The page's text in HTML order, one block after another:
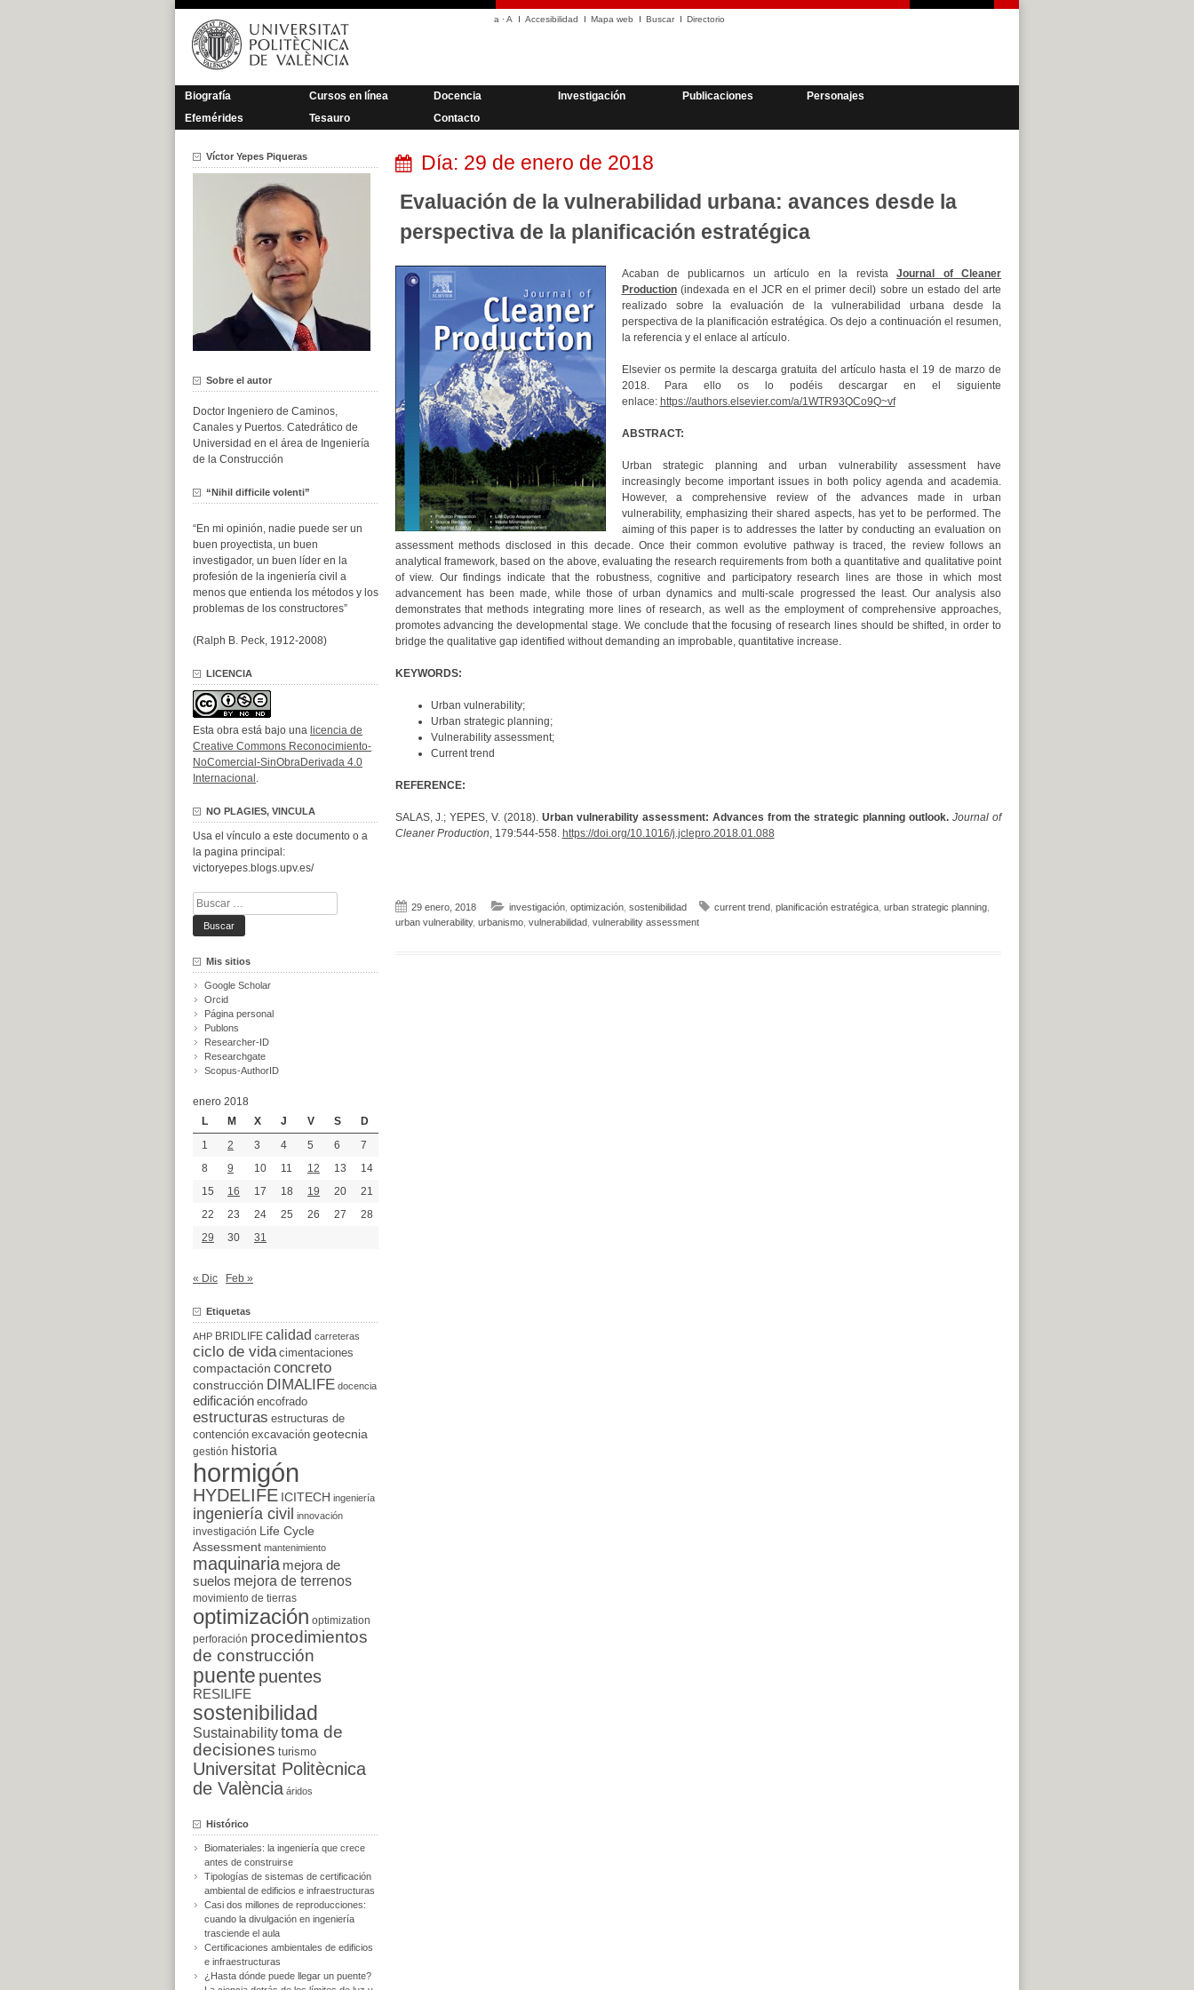
Saltar
contenido
a ·A Accesibilidad Mapa web Buscar Directorio
Biografía Cursos en línea Docencia Investigación Publicaciones
Personajes
Efemérides
Tesauro Contacto
Día: 29 de enero de 2018
Evaluación de la vulnerabilidad urbana: avances desde la
perspectiva de la planificación estratégica
Acaban de publicarnos un artículo en la revistaJournal of Cleaner
Production(indexada en el JCR en el primer decil) sobre un estado del arte
realizado sobre la evaluación de la vulnerabilidad urbana desde la
perspectiva de la planificación estratégica. Os dejo a continuación el resumen,
la referencia y el enlace al artículo.
Elsevier os permite la descarga gratuita del artículo hasta el 19 de marzo de
2018. Para ello os lo podéis descargar en el siguiente
enlace: https://authors.elsevier.com/a/1WTR93QCo9Q~vf
ABSTRACT:
Urban strategic planning and urban vulnerability assessment have
increasingly become important issues in both policy agenda and academia.
However, a comprehensive review of the advances made in urban
vulnerability, emphasizing their shared aspects, has yet to be performed. The
aiming of this paper is to addresses the latter by conducting an evaluation on
assessment methods disclosed in this decade. Once their common evolutive pathway is traced, the review follows an
analytical framework, based on the above, evaluating the research requirements from both a quantitative and qualitative point
of view. Our findings indicate that the robustness, cognitive and participatory research lines are those in which most
advancement has been made, while those of urban dynamics and multi-scale progressed the least. Our analysis also
demonstrates that methods integrating more lines of research, as well as the employment of comprehensive approaches,
promotes advancing the developmental stage. We conclude that the focusing of research lines should be shifted, in order to
bridge the qualitative gap identified without demanding an improbable, quantitative increase.
KEYWORDS:
Urban vulnerability;
Urban strategic planning;
Vulnerability assessment;
Current trend
REFERENCE:
SALAS, J.; YEPES, V. (2018). Urban vulnerability assessment: Advances from the strategic planning outlook. Journal of
Cleaner Production, 179:544-558. https://doi.org/10.1016/j.jclepro.2018.01.088
29 enero, 2018 investigación, optimización, sostenibilidad current trend planificación estratégica, urban strategic planning,
urban vulnerability, urbanismo, vulnerabilidad vulnerability assessment
Víctor Yepes Piqueras
Sobre el autor
Doctor Ingeniero de Caminos,
Canales y Puertos. Catedrático de
Universidad en el área de Ingeniería
de la Construcción
“Nihil difficile volenti”
“En mi opinión, nadie puede ser un
buen proyectista, un buen
investigador, un buen líder en la
profesión de la ingeniería civil a
menos que entienda los métodos y los
problemas de los constructores”
(Ralph B. Peck, 1912-2008)
LICENCIA
Esta obra está bajo una licencia de
Creative Commons Reconocimiento-
NoComercial-SinObraDerivada 4.0
Internacional .
NO PLAGIES, VINCULA
Usa el vínculo a este documento o a
la pagina principal:
victoryepes.blogs.upv.es/
Buscar:
Mis sitios
Google Scholar
Orcid
Página personal
Publons
Researcher-ID
Researchgate
Scopus-AuthorID
enero 2018
L
M X J V S
D
1
2 3 4 5 6
7
8
9 10 11 12 13
14
15
16 17 18 19 20
21
22
23 24 25 26 27
28
29
30 31
« Dic Feb »
Etiquetas
AHP BRIDLIFE calidad carreteras
ciclo de vida cimentaciones
compactación concreto
construcción DIMALIFE docencia
edificación encofrado
estructuras estructuras de
contención excavación geotecnia
gestión historia
hormigón
HYDELIFE ICITECH ingeniería
ingeniería civil innovación
investigación
Life Cycle
Assessment mantenimiento
maquinaria mejora de
suelos mejora de terrenos
movimiento de tierras
optimización optimization
perforación procedimientos
de construcción
puente puentes
RESILIFE
sostenibilidad
Sustainabilitytoma de
decisiones turismo
Universitat Politècnica
de València áridos
Histórico
Biomateriales: la ingeniería que crece
antes de construirse
Tipologías de sistemas de certificación
ambiental de edificios e infraestructuras
Casi dos millones de reproducciones:
cuando la divulgación en ingeniería
trasciende el aula
Certificaciones ambientales de edificios
e infraestructuras
¿Hasta dónde puede llegar un puente?